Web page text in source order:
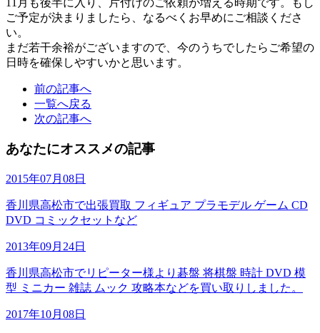
ご予定が決まりましたら、なるべくお早めにご相談くださ
い。
まだ若干余裕がございますので、今のうちでしたらご希望の
日時を確保しやすいかと思います。
前の記事へ
一覧へ戻る
次の記事へ
あなたにオススメの記事
2015年07月08日
香川県高松市で出張買取 フィギュア プラモデル ゲーム CD
DVD コミックセットなど
2013年09月24日
香川県高松市でリピーター様より碁盤 将棋盤 時計 DVD 模
型 ミニカー 雑誌 ムック 攻略本などを買い取りしました。
2017年10月08日